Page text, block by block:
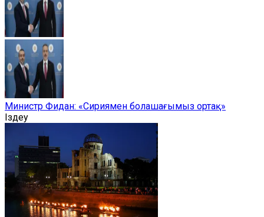
Министр Фидан: «Сириямен болашағымыз ортақ»
Іздеу